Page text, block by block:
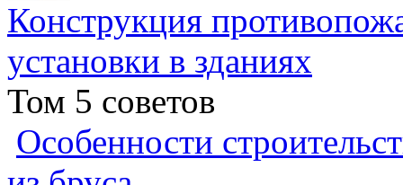
Конструкция
установки в зданиях
Том 5 советов
Особенности